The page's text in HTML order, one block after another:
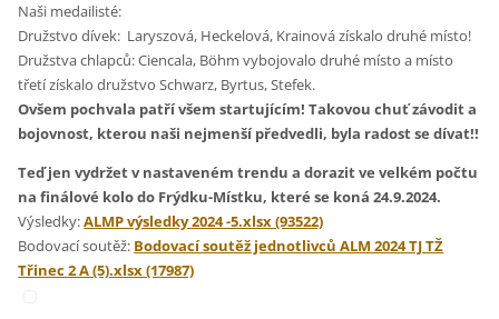
Naši medailisté:
Družstvo dívek: Laryszová, Heckelová, Krainová získalo druhé místo!
Družstva chlapců: Ciencala, Böhm vybojovalo druhé místo a místo
třetí získalo družstvo Schwarz, Byrtus, Stefek.
Ovšem pochvala patří všem startujícím! Takovou chuť závodit a
bojovnost, kterou naši nejmenší předvedli, byla radost se dívat!!
Teď jen vydržet v nastaveném trendu a dorazit ve velkém počtu
na finálové kolo do Frýdku-Místku, které se koná 24.9.2024.
Výsledky:ALMP výsledky 2024 -5.xlsx (93522)
Bodovací soutěž: Bodovací soutěž jednotlivců ALM 2024 TJ TŽ
Třinec 2 A (5).xlsx (17987)